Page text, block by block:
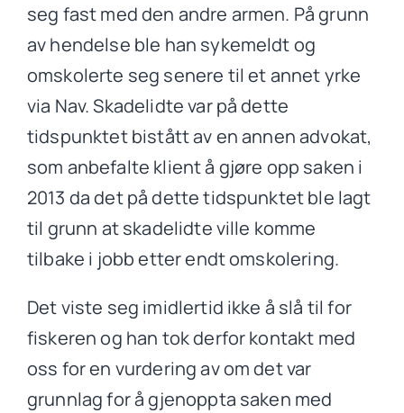
seg fast med den andre armen. På grunn
av hendelse ble han sykemeldt og
omskolerte seg senere til et annet yrke
via Nav. Skadelidte var på dette
tidspunktet bistått av en annen advokat,
som anbefalte klient å gjøre opp saken i
2013 da det på dette tidspunktet ble lagt
til grunn at skadelidte ville komme
tilbake i jobb etter endt omskolering.
Det viste seg imidlertid ikke å slå til for
fiskeren og han tok derfor kontakt med
oss for en vurdering av om det var
grunnlag for å gjenoppta saken med